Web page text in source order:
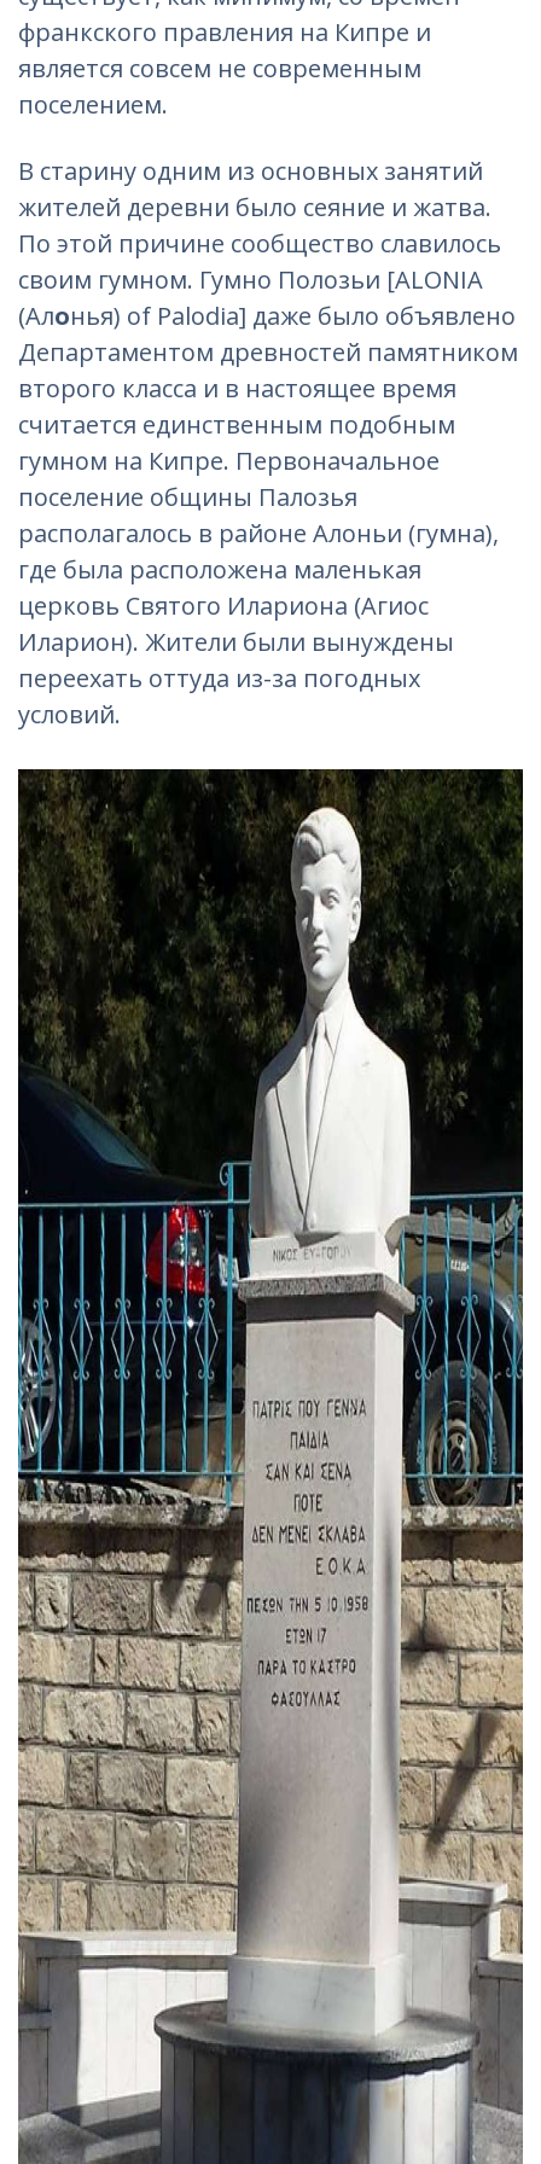
франкского правления на Кипре и
является совсем не современным
поселением.
В старину одним из основных занятий
жителей деревни было сеяние и жатва.
По этой причине сообщество славилось
своим гумном. Гумно Полозьи [ALONIA
(Алонья) of Palodia] даже было объявлено
Департаментом древностей памятником
второго класса и в настоящее время
считается единственным подобным
гумном на Кипре. Первоначальное
поселение общины Палозья
располагалось в районе Алоньи (гумна),
где была расположена маленькая
церковь Святого Илариона (Агиос
Иларион). Жители были вынуждены
переехать оттуда из-за погодных
условий.